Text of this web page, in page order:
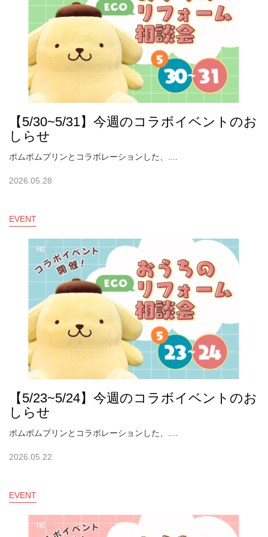
【5/30~5/31】今週のコラボイベントのお
しらせ
ポムポムプリンとコラボレーションした、....
2026.05.28
EVENT
【5/23~5/24】今週のコラボイベントのお
しらせ
ポムポムプリンとコラボレーションした、....
2026.05.22
EVENT